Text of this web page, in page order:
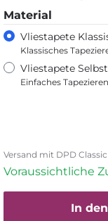
Material
Vliestapete
Klassisches
Vliestapete
Einfaches
Versand mit DPD Classic
Voraussichtliche
In